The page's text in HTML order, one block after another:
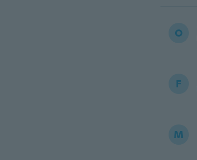
O
F
M